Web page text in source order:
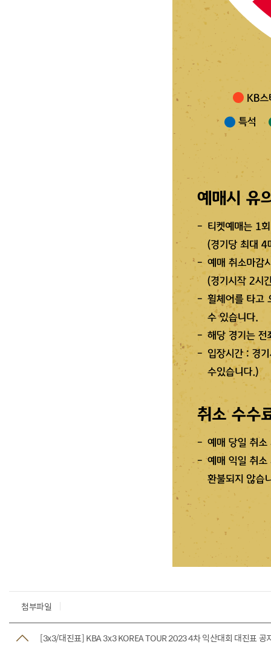
첨부파일
[3x3/대진표] KBA 3x3 KOREA TOUR 2023 4차 익산대회 대진표 공